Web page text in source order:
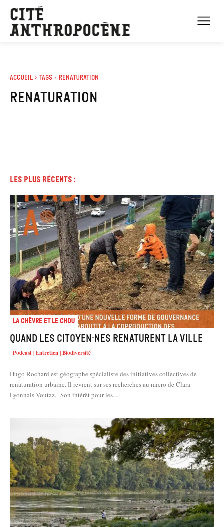
Accueil Tags Renaturation
renaturation
Les plus récents :
La chèvre et le chou
Quand les citoyen·nes renaturent la ville
Podcast | Entretien | Biodiversité
Hugo Rochard est géographe spécialiste des initiatives collectives de
renaturation urbaine. Il revient sur ses recherches au micro de Clara
Lyonnais-Voutaz. Son intérêt pour les...